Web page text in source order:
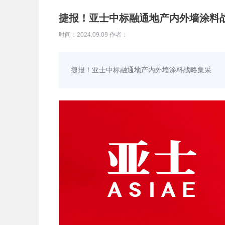
捷报！亚士中标融通地产内外墙涂料
时间：2024.09.09 作者：
捷报！亚士中标融通地产内外墙涂料战略集采